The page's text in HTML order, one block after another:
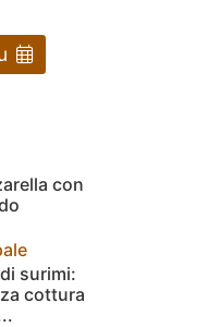
con
surimi:
cottura